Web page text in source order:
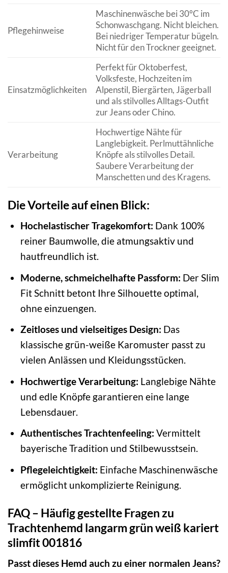
Pflegehinweise
Maschinenwäsche bei 30°C im
Schonwaschgang. Nicht bleichen.
Bei niedriger Temperatur bügeln.
Nicht für den Trockner geeignet.
Einsatzmöglichkeiten
Perfekt für Oktoberfest,
Volksfeste, Hochzeiten im
Alpenstil, Biergärten, Jägerball
und als stilvolles Alltags-Outfit
zur Jeans oder Chino.
Verarbeitung
Hochwertige Nähte für
Langlebigkeit. Perlmuttähnliche
Knöpfe als stilvolles Detail.
Saubere Verarbeitung der
Manschetten und des Kragens.
Die Vorteile auf einen Blick:
Hochelastischer Tragekomfort: Dank 100%
reiner Baumwolle, die atmungsaktiv und
hautfreundlich ist.
Moderne, schmeichelhafte Passform: Der Slim
Fit Schnitt betont Ihre Silhouette optimal,
ohne einzuengen.
Zeitloses und vielseitiges Design: Das
klassische grün-weiße Karomuster passt zu
vielen Anlässen und Kleidungsstücken.
Hochwertige Verarbeitung: Langlebige Nähte
und edle Knöpfe garantieren eine lange
Lebensdauer.
Authentisches Trachtenfeeling: Vermittelt
bayerische Tradition und Stilbewusstsein.
Pflegeleichtigkeit: Einfache Maschinenwäsche
ermöglicht unkomplizierte Reinigung.
FAQ – Häufig gestellte Fragen zu
Trachtenhemd langarm grün weiß kariert
slimfit 001816
Passt dieses Hemd auch zu einer normalen Jeans?